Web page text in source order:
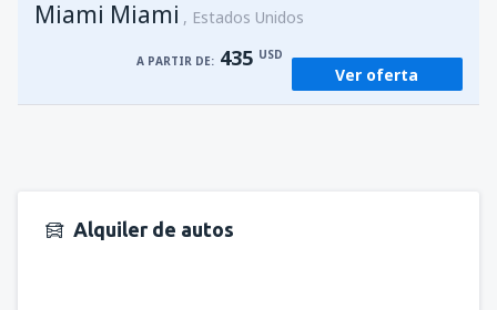
Miami Miami Estados Unidos
A PARTIR DE: 435 USD
Ver oferta
Alquiler de autos